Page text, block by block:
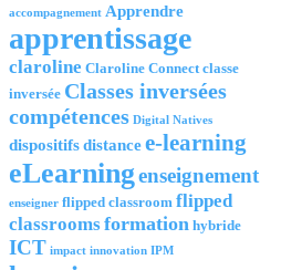
accompagnement Apprendre
apprentissage
claroline Claroline Connect classe
inversée Classes inversées
compétences Digital Natives
dispositifsdistancee-learning
eLearningenseignement
enseigner flipped classroom flipped
classroomsformation hybride
ICT impact innovation IPM